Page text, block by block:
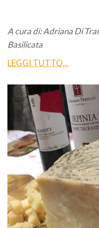
A cura di: Adriana Di
Basilicata
LEGGI TUTTO...